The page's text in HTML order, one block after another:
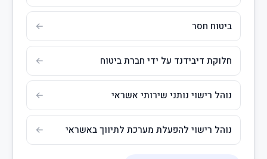
ביטוח חסר
חלוקת דיבידנד על ידי חברת ביטוח
נוהל רישוי נותני שירותי אשראי
נוהל רישוי להפעלת מערכת לתיווך באשראי